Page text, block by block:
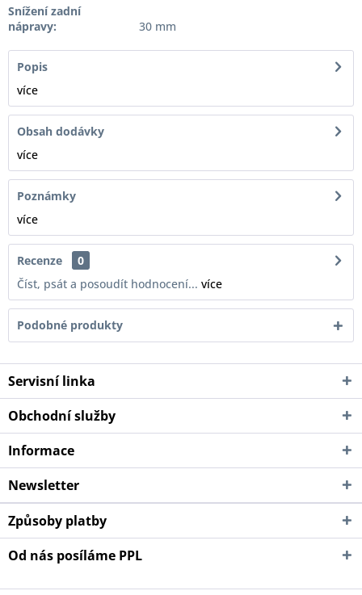
Snížení zadní
nápravy:
30 mm
Popis
více
Obsah dodávky
více
Poznámky
více
Recenze
0
Číst, psát a posoudít hodnocení... více
Podobné produkty
Servisní linka
Obchodní služby
Informace
Newsletter
Způsoby platby
Od nás posíláme PPL